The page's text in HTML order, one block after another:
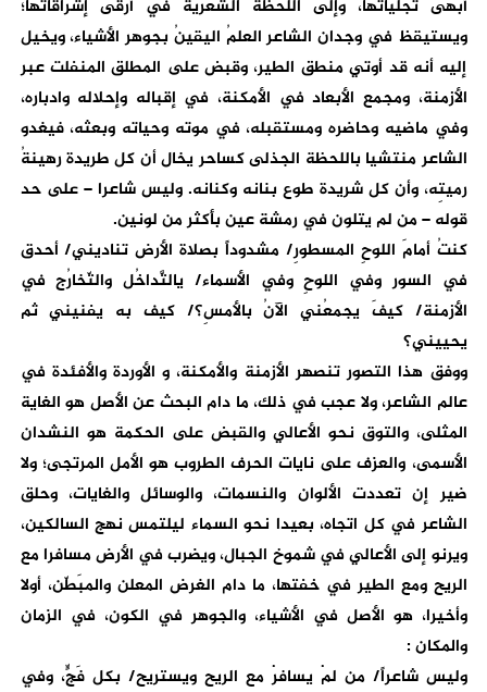
أبهى تجلياتها، وإلى اللحظة الشعرية في أرقى إشراقاتها؛
ويستيقظ في وجدان الشاعر العلمُ اليقينُ بجوهر الأشياء، ويخيل
إليه أنه قد أوتي منطق الطير، وقبض على المطلق المنفلت عبر
الأزمنة، ومجمع الأبعاد في الأمكنة، في إقباله وإحلاله وادباره،
وفي ماضيه وحاضره ومستقبله، في موته وحياته وبعثه، فيغدو
الشاعر منتشيا باللحظة الجذلى كساحر يخال أن كل طريدة رهينةُ
رميتِه، وأن كل شريدة طوع بنانه وكنانه. وليس شاعرا – على حد
قوله – من لم يتلون في رمشة عين بأكثر من لونين.
كنتُ أمامَ اللوحِ المسطورِ/ مشدوداً بصلاة الأرض تناديني/ أحدق
في السور وفي اللوحِ وفي الأسماء/ يالتَّداخُل والتّخارُج في
الأزمنة/ كيفَ يجمعُني الآنُ بالأمسِ؟/ كيف به يفنيني ثم
يحييني؟
ووفق هذا التصور تنصهر الأزمنة والأمكنة، و الأوردة والأفئدة في
عالم الشاعر، ولا عجب في ذلك، ما دام البحث عن الأصل هو الغاية
المثلى، والتوق نحو الأعالي والقبض على الحكمة هو النشدان
الأسمى، والعزف على نايات الحرف الطروب هو الأمل المرتجى؛ ولا
ضير إن تعددت الألوان والنسمات، والوسائل والغايات، وحلق
الشاعر في كل اتجاه، بعيدا نحو السماء ليلتمس نهج السالكين،
ويرنو إلى الأعالي في شموخ الجبال، ويضرب في الأرض مسافرا مع
الريح ومع الطير في خفتها، ما دام الغرض المعلن والمبَطّن، أولا
وأخيرا، هو الأصل في الأشياء، والجوهر في الكون، في الزمان
والمكان :
وليس شاعراً/ من لمْ يسافرْ مع الريح ويستريح/ بكل فَجٍّ، وفي